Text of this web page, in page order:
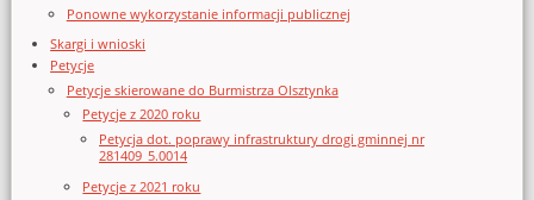
Ponowne wykorzystanie informacji publicznej
Skargi i wnioski
Petycje
Petycje skierowane do Burmistrza Olsztynka
Petycje z 2020 roku
Petycja dot. poprawy infrastruktury drogi gminnej nr
281409_5.0014
Petycje z 2021 roku